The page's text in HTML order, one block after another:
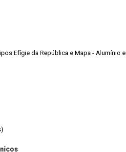
Efígie da República e Mapa - Alumínio e